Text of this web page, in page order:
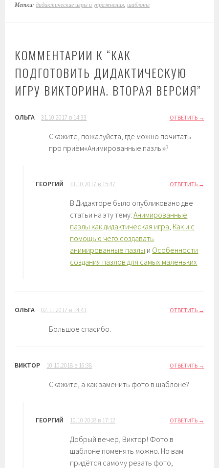
Метки:дидактические игры и упражнения ,шаблоны
КОММЕНТАРИИ К “КАК
ПОДГОТОВИТЬ ДИДАКТИЧЕСКУЮ
ИГРУ ВИКТОРИНА. ВТОРАЯ ВЕРСИЯ”
ОЛЬГА 31.10.2017 в 14:33 ОТВЕТИТЬ
Скажите, пожалуйста, где можно почитать
про приём«Анимированные пазлы»?
ГЕОРГИЙ 31.10.2017 в 15:47 ОТВЕТИТЬ
В Дидакторе было опубликовано две
статьи на эту тему:Анимированные
пазлы как дидактическая игра Как и с
помощью чего создавать
анимированные пазлы и Особенности
создания пазлов для самых маленьких
ОЛЬГА 02.11.2017 в 14:43 ОТВЕТИТЬ
Большое спасибо.
ВИКТОР 10.10.2018 в 16:38 ОТВЕТИТЬ
Скажите, а как заменить фото в шаблоне?
ГЕОРГИЙ 10.10.2018 в 17:12 ОТВЕТИТЬ
Добрый вечер, Виктор! Фото в
шаблоне поменять можно. Но вам
придётся самому резать фото,